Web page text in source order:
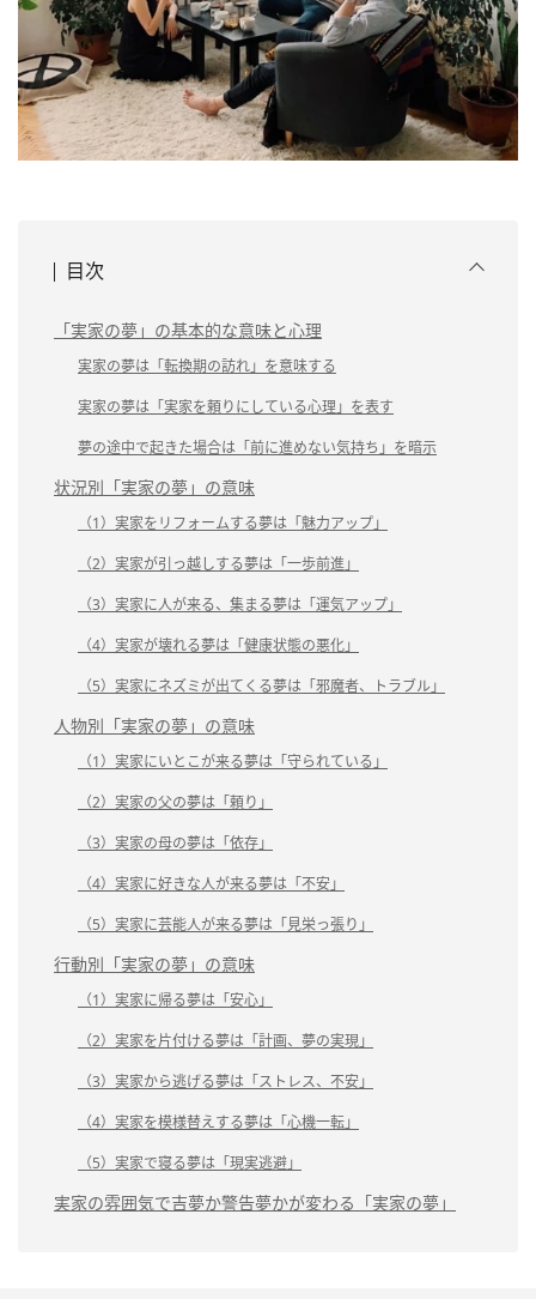
目次
「実家の夢」の基本的な意味と心理
実家の夢は「転換期の訪れ」を意味する
実家の夢は「実家を頼りにしている心理」を表す
夢の途中で起きた場合は「前に進めない気持ち」を暗示
状況別「実家の夢」の意味
（1）実家をリフォームする夢は「魅力アップ」
（2）実家が引っ越しする夢は「一歩前進」
（3）実家に人が来る、集まる夢は「運気アップ」
（4）実家が壊れる夢は「健康状態の悪化」
（5）実家にネズミが出てくる夢は「邪魔者、トラブル」
人物別「実家の夢」の意味
（1）実家にいとこが来る夢は「守られている」
（2）実家の父の夢は「頼り」
（3）実家の母の夢は「依存」
（4）実家に好きな人が来る夢は「不安」
（5）実家に芸能人が来る夢は「見栄っ張り」
行動別「実家の夢」の意味
（1）実家に帰る夢は「安心」
（2）実家を片付ける夢は「計画、夢の実現」
（3）実家から逃げる夢は「ストレス、不安」
（4）実家を模様替えする夢は「心機一転」
（5）実家で寝る夢は「現実逃避」
実家の雰囲気で吉夢か警告夢かが変わる「実家の夢」